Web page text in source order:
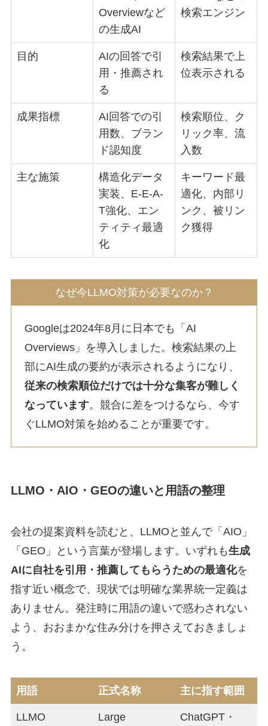
Overviewなど
の生成AI
検索エンジン
目的
AIの回答で引
用・推薦され
る
検索結果で上
位表示される
成果指標
AI回答での引
用数、ブラン
ド認知度
検索順位、ク
リック率、流
入数
主な施策
構造化データ
実装、E-E-A-
T強化、エン
ティティ最適
化
キーワード最
適化、内部リ
ンク、被リン
ク獲得
なぜ今LLMO対策が必要なのか？
Googleは2024年8月に日本でも「AI
Overviews」を導入しました。検索結果の上
部にAI生成の要約が表示されるようになり、
従来の検索順位だけでは十分な集客が難しく
なっています。競合に差をつけるなら、今す
ぐLLMO対策を始めることが重要です。
LLMO・AIO・GEOの違いと用語の整理
会社の提案資料を読むと、LLMOと並んで「AIO」
「GEO」という言葉が登場します。いずれも生成
AIに自社を引用・推薦してもらうための最適化を
指す近い概念で、現状では明確な業界統一定義は
ありません。発注時に用語の違いで惑わされない
よう、おおまかな住み分けを押さえておきましょ
う。
用語 正式名称 主に指す範囲
LLMO
Large
ChatGPT・